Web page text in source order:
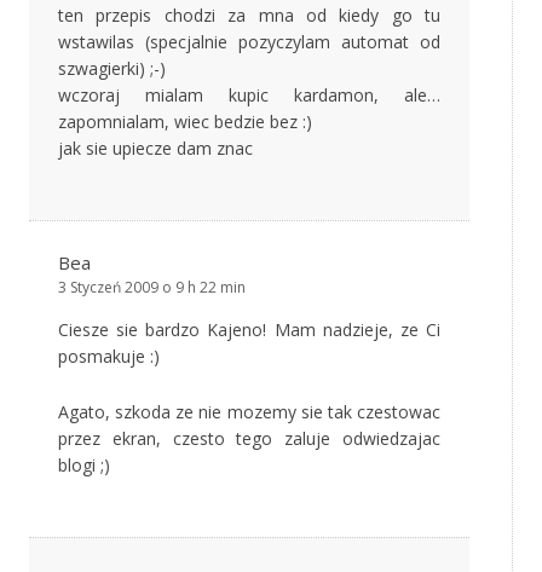
ten przepis chodzi za mna od kiedy go tu
wstawilas (specjalnie pozyczylam automat od
szwagierki) ;-)
wczoraj mialam kupic kardamon, ale…
zapomnialam, wiec bedzie bez :)
jak sie upiecze dam znac
Bea
3 Styczeń 2009 o 9 h 22 min
Ciesze sie bardzo Kajeno! Mam nadzieje, ze Ci
posmakuje :)
Agato, szkoda ze nie mozemy sie tak czestowac
przez ekran, czesto tego zaluje odwiedzajac
blogi ;)